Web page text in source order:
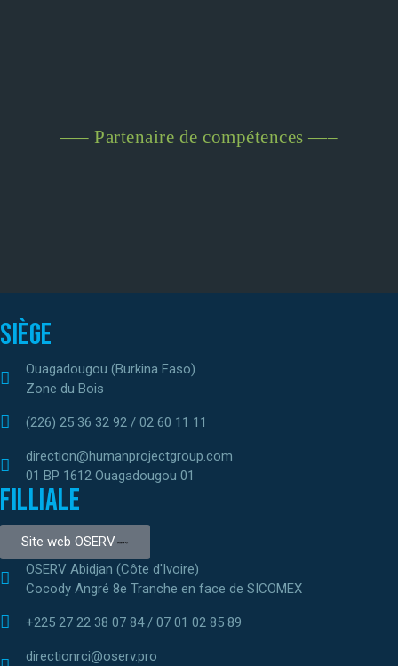
—– Partenaire de compétences —–
Siège
Ouagadougou (Burkina Faso)
Zone du Bois
(226) 25 36 32 92 / 02 60 11 11
direction@humanprojectgroup.com
01 BP 1612 Ouagadougou 01
Filliale
Site web OSERV
OSERV Abidjan (Côte d'Ivoire)
Cocody Angré 8e Tranche en face de SICOMEX
+225 27 22 38 07 84 / 07 01 02 85 89
directionrci@oserv.pro